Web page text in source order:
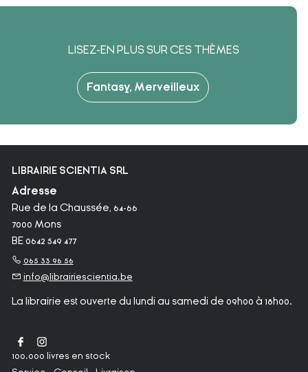
Fantasy, Merveilleux
LISEZ-EN PLUS SUR CES THÈMES
LIBRAIRIE SCIENTIA SRL
Adresse
Rue de la Chaussée, 64-66
7000 Mons
BE 0642 549 477
065 33 96 56
info@librairiescientia.be
La librairie est ouverte du lundi au samedi de 09h00 à 18h00.
100.000 livres en stock